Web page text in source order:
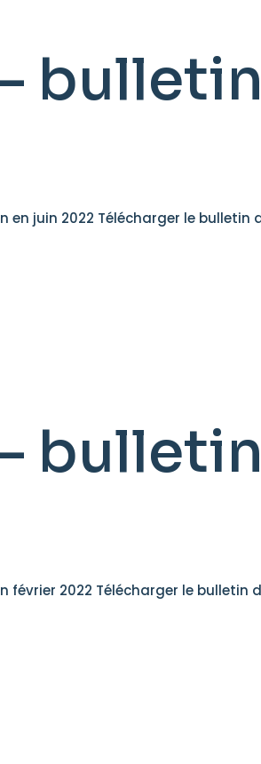
bulletin
juin 2022 Télécharger le bulletin
bulletin
2022 Télécharger le bulletin